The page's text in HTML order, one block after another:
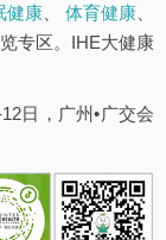
健康 体育健康
专区。IHE大健康
日，广州•广交会